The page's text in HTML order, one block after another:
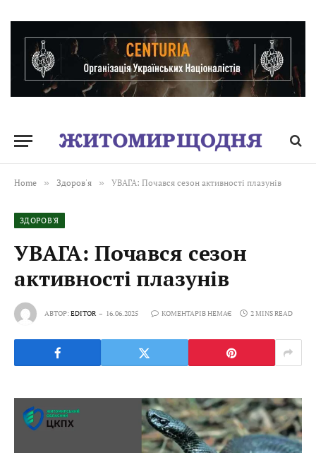
Home » Здоров'я » УВАГА: Почався сезон активності плазунів
ЗДОРОВ'Я
УВАГА: Почався сезон
активності плазунів
АВТОР:EDITOR 16.06.2025 КОМЕНТАРІВ НЕМАЄ 2 MINS READ